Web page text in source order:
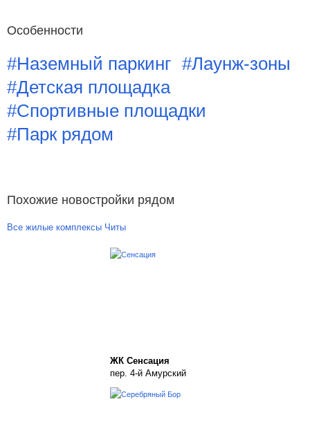
Особенности
#Наземный паркинг #Лаунж-зоны
#Детская площадка
#Спортивные площадки
#Парк рядом
Похожие новостройки рядом
Все жилые комплексы Читы
ЖК Сенсация
пер. 4-й Амурский